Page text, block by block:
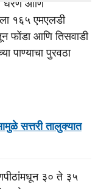
धरण आणि
१६५ एमएलडी
फोंडा आणि तिसवाडी
पाण्‍याचा पुरवठा
सत्तरी तालुक्यात
३० ते ३५